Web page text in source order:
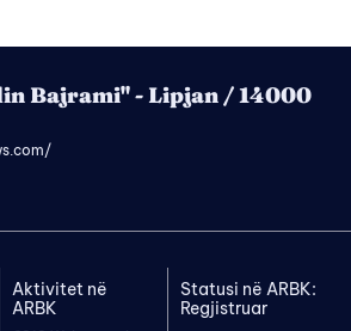
Bajrami" - Lipjan / 14000
Aktivitet në
ARBK
Statusi në ARBK:
Regjistruar